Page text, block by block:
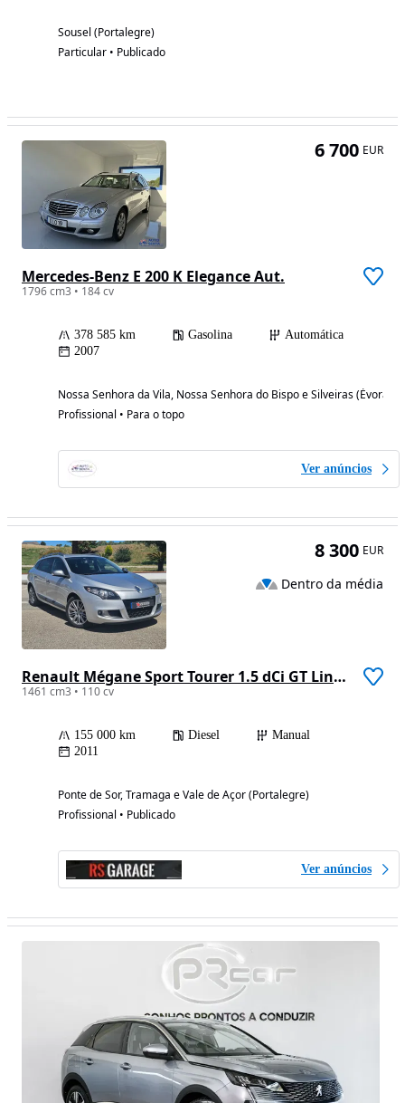
Sousel (Portalegre)
Particular • Publicado
Mercedes-Benz E 200 K Elegance Aut.
1796 cm3 • 184 cv
378 585 km Gasolina
Automática
2007
Nossa Senhora da Vila, Nossa Senhora do Bispo e Silveiras (Évora)
Profissional • Para o topo
Ver anúncios
6 700 EUR
Renault Mégane Sport Tourer 1.5 dCi GT Line CO2 Champion
1461 cm3 • 110 cv
155 000 km Diesel
Manual
2011
Ponte de Sor, Tramaga e Vale de Açor (Portalegre)
Profissional • Publicado
Ver anúncios
8 300 EUR
Dentro da média